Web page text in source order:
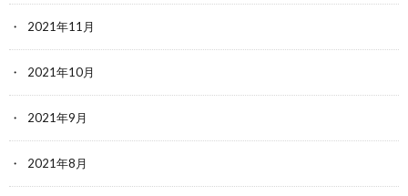
2021年11月
2021年10月
2021年9月
2021年8月